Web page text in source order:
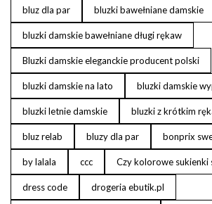
bluz dla par bluzki bawełniane damskie
bluzki damskie bawełniane długi rękaw
Bluzki damskie eleganckie producent polski
bluzki damskie na lato bluzki damskie
bluzki letnie damskie bluzki z krótkim
bluz relab bluzy dla par bonprix
by lalala ccc Czy kolorowe sukienki
dress code drogeria ebutik.pl